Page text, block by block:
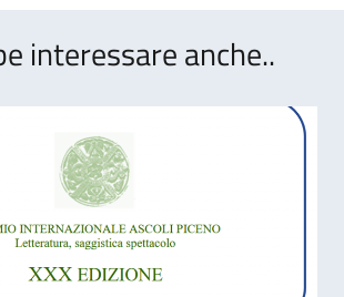
interessare anche..